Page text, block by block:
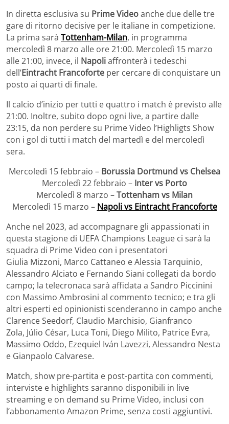
In diretta esclusiva su Prime Videoanche due delle tre
gare di ritorno decisive per le italiane in competizione.
La prima sarà Tottenham-Milan, in programma
mercoledì 8 marzo alle ore 21:00. Mercoledì 15 marzo
alle 21:00, invece, il Napoliaffronterà i tedeschi
dell’Eintracht Francoforte per cercare di conquistare un
posto ai quarti di finale.
Il calcio d’inizio per tutti e quattro i match è previsto alle
21:00. Inoltre, subito dopo ogni live, a partire dalle
23:15, da non perdere su Prime Video l’Highligts Show
con i gol di tutti i match del martedì e del mercoledì
sera.
Mercoledì 15 febbraio – Borussia Dortmund vs Chelsea
Mercoledì 22 febbraio – Inter vs Porto
Mercoledì 8 marzo –Tottenham vs Milan
Mercoledì 15 marzo – Napoli vs Eintracht Francoforte
Anche nel 2023, ad accompagnare gli appassionati in
questa stagione di UEFA Champions League ci sarà la
squadra di Prime Video con i presentatori
Giulia Mizzoni, Marco Cattaneo e Alessia Tarquinio,
Alessandro Alciato e Fernando Siani collegati da bordo
campo; la telecronaca sarà affidata a Sandro Piccinini
con Massimo Ambrosini al commento tecnico; e tra gli
altri esperti ed opinionisti scenderanno in campo anche
Clarence Seedorf, Claudio Marchisio, Gianfranco
Zola, Júlio César, Luca Toni, Diego Milito, Patrice Evra,
Massimo Oddo, Ezequiel Iván Lavezzi, Alessandro Nesta
e Gianpaolo Calvarese.
Match, show pre-partita e post-partita con commenti,
interviste e highlights saranno disponibili in live
streaming e on demand su Prime Video, inclusi con
l’abbonamento Amazon Prime, senza costi aggiuntivi.